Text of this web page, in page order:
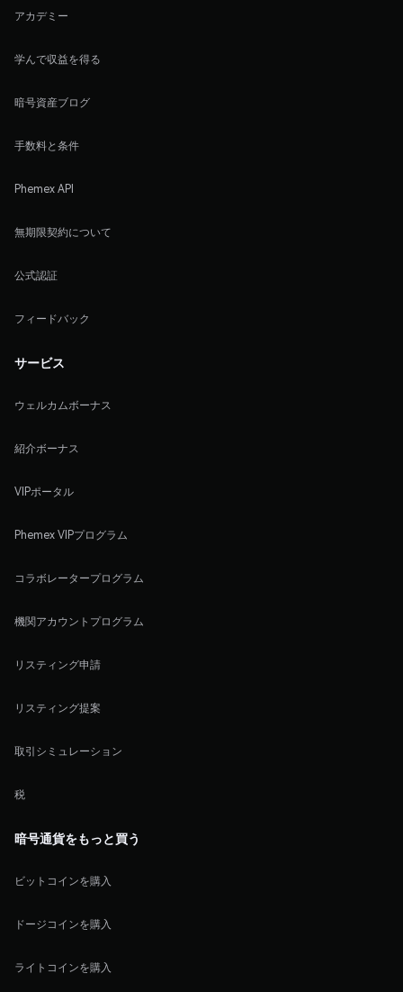
アカデミー
学んで収益を得る
暗号資産ブログ
手数料と条件
Phemex API
無期限契約について
公式認証
フィードバック
サービス
ウェルカムボーナス
紹介ボーナス
VIPポータル
Phemex VIPプログラム
コラボレータープログラム
機関アカウントプログラム
リスティング申請
リスティング提案
取引シミュレーション
税
暗号通貨をもっと買う
ビットコインを購入
ドージコインを購入
ライトコインを購入